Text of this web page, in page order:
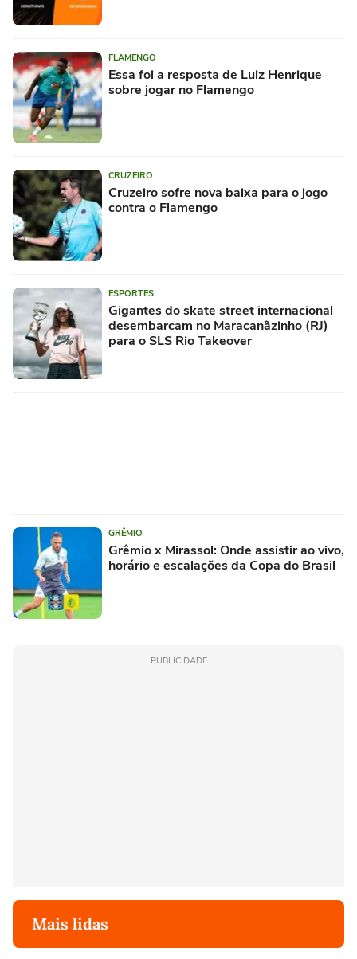
FLAMENGO
Essa foi a resposta de Luiz Henrique
sobre jogar no Flamengo
CRUZEIRO
Cruzeiro sofre nova baixa para o jogo
contra o Flamengo
ESPORTES
Gigantes do skate street internacional
desembarcam no Maracanãzinho (RJ)
para o SLS Rio Takeover
GRÊMIO
Grêmio x Mirassol: Onde assistir ao vivo,
horário e escalações da Copa do Brasil
PUBLICIDADE
Mais lidas